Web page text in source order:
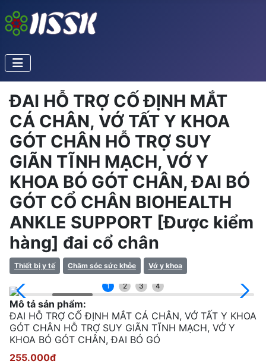
ĐAI HỖ TRỢ CỐ ĐỊNH MẮT
CÁ CHÂN, VỚ TẤT Y KHOA
GÓT CHÂN HỖ TRỢ SUY
GIÃN TĨNH MẠCH, VỚ Y
KHOA BÓ GÓT CHÂN, ĐAI BÓ
GÓT CỔ CHÂN BIOHEALTH
ANKLE SUPPORT [Được kiểm
hàng] đai cổ chân
Thiết bị y tế Chăm sóc sức khỏe Vớ y khoa
1 2 3 4
Mô tả sản phẩm:
ĐAI HỖ TRỢ CỐ ĐỊNH MẮT CÁ CHÂN, VỚ TẤT Y KHOA
GÓT CHÂN HỖ TRỢ SUY GIÃN TĨNH MẠCH, VỚ Y
KHOA BÓ GÓT CHÂN, ĐAI BÓ GÓ
255.000đ